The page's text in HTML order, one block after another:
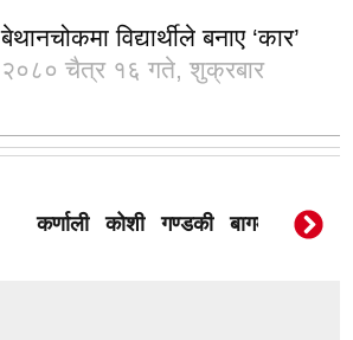
बेथानचोकमा विद्यार्थीले बनाए ‘कार’
२०८० चैत्र १६ गते, शुक्रबार
कर्णाली कोशी गण्डकी बागमती मधेस